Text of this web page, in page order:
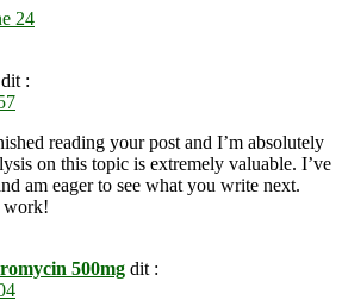
24
dit :
reading your post and I’m absolutely
on this topic is extremely valuable. I’ve
am eager to see what you write next.
work!
500mg dit :